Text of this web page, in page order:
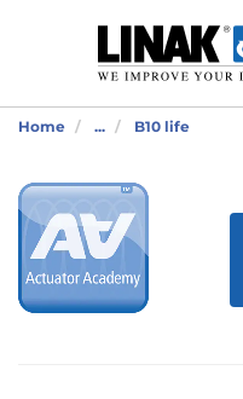
Home ... B10 life